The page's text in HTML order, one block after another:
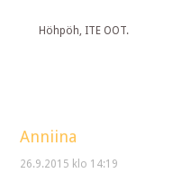
Höhpöh, ITE OOT.
Anniina
26.9.2015 klo 14:19